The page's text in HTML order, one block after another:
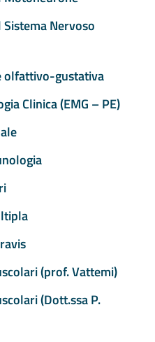
Nervoso
olfattivo-gustativa
Clinica (EMG – PE)
(prof. Vattemi)
(Dott.ssa P.